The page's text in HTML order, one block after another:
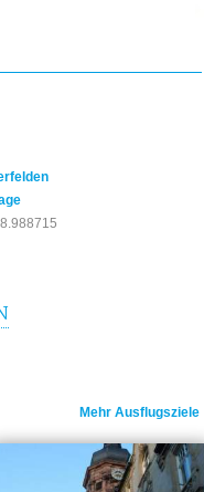
Mehr Ausflugsziele